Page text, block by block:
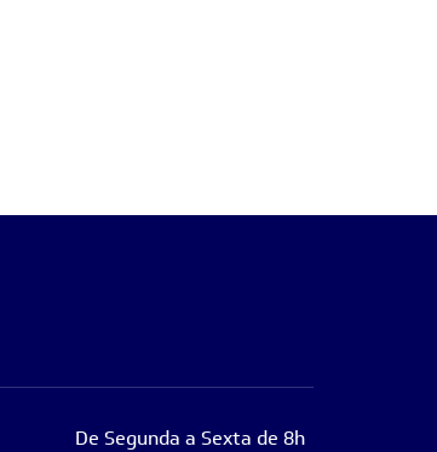
De Segunda a Sexta de 8h